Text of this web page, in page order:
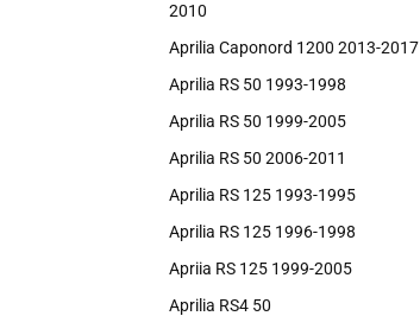
2010
Aprilia Caponord 1200 2013-2017
Aprilia RS 50 1993-1998
Aprilia RS 50 1999-2005
Aprilia RS 50 2006-2011
Aprilia RS 125 1993-1995
Aprilia RS 125 1996-1998
Apriia RS 125 1999-2005
Aprilia RS4 50